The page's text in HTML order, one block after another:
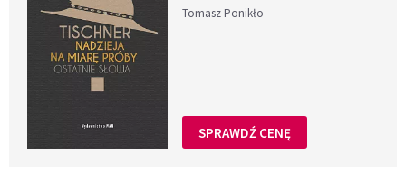
Tomasz Ponikło
SPRAWDŹ CENĘ